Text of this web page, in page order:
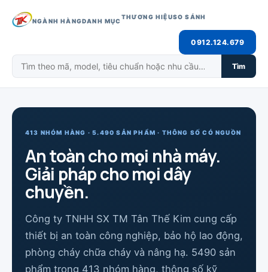
NGÀNH HÀNGDANH MỤC
THƯƠNG HIỆUSO SÁNH
Tìm
0912.124.679
413 NHÓM HÀNG · 5.490 SẢN PHẨM · THÔNG SỐ CÓ NGUỒN
An toàn cho mọi nhà máy.
Giải pháp cho mọi dây
chuyền.
Công ty TNHH SX TM Tân Thế Kim cung cấp
thiết bị an toàn công nghiệp, bảo hộ lao động,
phòng cháy chữa cháy và nâng hạ. 5490 sản
phẩm trong 413 nhóm hàng, thông số kỹ